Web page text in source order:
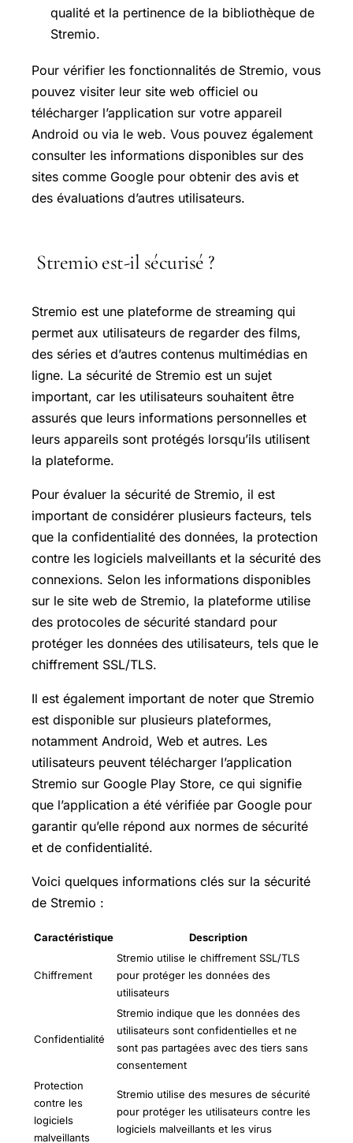
qualité et la pertinence de la bibliothèque de
Stremio.
Pour vérifier les fonctionnalités de Stremio, vous
pouvez visiter leur site web officiel ou
télécharger l’application sur votre appareil
Android ou via le web. Vous pouvez également
consulter les informations disponibles sur des
sites comme Google pour obtenir des avis et
des évaluations d’autres utilisateurs.
Stremio est-il sécurisé ?
Stremio est une plateforme de streaming qui
permet aux utilisateurs de regarder des films,
des séries et d’autres contenus multimédias en
ligne. La sécurité de Stremio est un sujet
important, car les utilisateurs souhaitent être
assurés que leurs informations personnelles et
leurs appareils sont protégés lorsqu’ils utilisent
la plateforme.
Pour évaluer la sécurité de Stremio, il est
important de considérer plusieurs facteurs, tels
que la confidentialité des données, la protection
contre les logiciels malveillants et la sécurité des
connexions. Selon les informations disponibles
sur le site web de Stremio, la plateforme utilise
des protocoles de sécurité standard pour
protéger les données des utilisateurs, tels que le
chiffrement SSL/TLS.
Il est également important de noter que Stremio
est disponible sur plusieurs plateformes,
notamment Android, Web et autres. Les
utilisateurs peuvent télécharger l’application
Stremio sur Google Play Store, ce qui signifie
que l’application a été vérifiée par Google pour
garantir qu’elle répond aux normes de sécurité
et de confidentialité.
Voici quelques informations clés sur la sécurité
de Stremio :
Caractéristique Description
Chiffrement
Stremio utilise le chiffrement SSL/TLS
pour protéger les données des
utilisateurs
Confidentialité
Stremio indique que les données des
utilisateurs sont confidentielles et ne
sont pas partagées avec des tiers sans
consentement
Protection
contre les
logiciels
malveillants
Stremio utilise des mesures de sécurité
pour protéger les utilisateurs contre les
logiciels malveillants et les virus